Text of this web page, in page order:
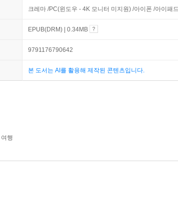
크레마 /PC(윈도우 - 4K 모니터 미지원) /아이폰 /아이패
EPUB(DRM) | 0.34MB
9791176790642
본 도서는 AI를 활용해 제작된 콘텐츠입니다.
여행